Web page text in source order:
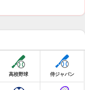
高校野球 侍ジャパン